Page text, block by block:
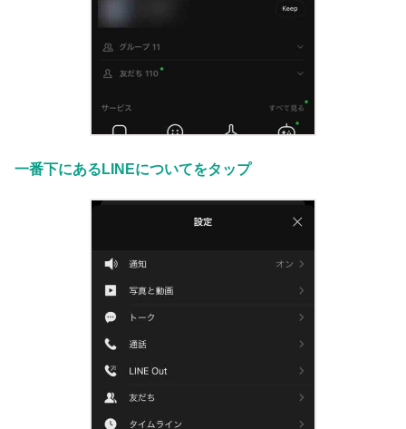
一番下にあるLINEについてをタップ